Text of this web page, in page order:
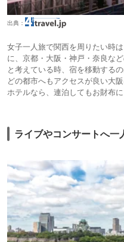
出典：
女子一人旅で関西を周りたい時
に、京都・大阪・神戸・奈良な
と考えている時、宿を移動する
どの都市へもアクセスが良い大
ホテルなら、連泊してもお財布
ライブやコンサートへ一